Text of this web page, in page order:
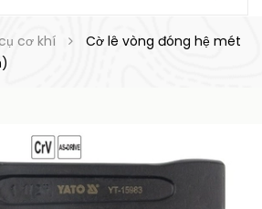
cơ khí
Cờ lê vòng đóng hệ mét